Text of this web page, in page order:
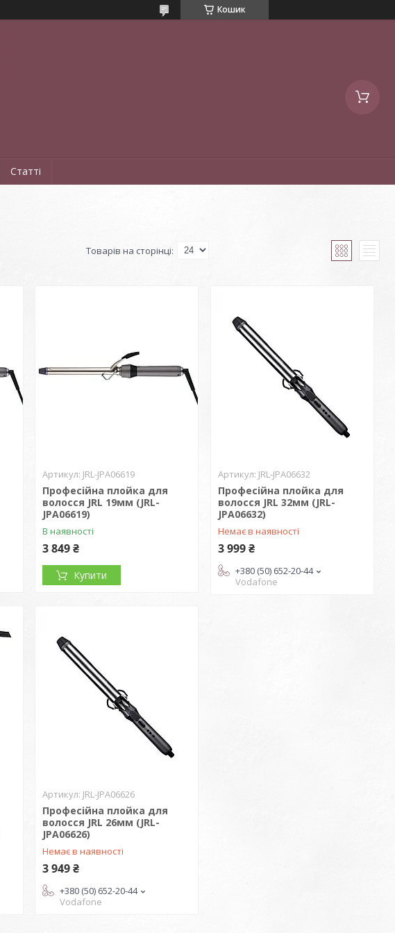
Кошик
Статті
JRL-JPA06619
Професійна плойка для
волосся JRL 19мм (JRL-
JPA06619)
В наявності
3 849 ₴
Купити
JRL-JPA06632
Професійна плойка для
волосся JRL 32мм (JRL-
JPA06632)
Немає в наявності
3 999 ₴
+380 (50) 652-20-44
Vodafone
JRL-JPA06626
Професійна плойка для
волосся JRL 26мм (JRL-
JPA06626)
Немає в наявності
3 949 ₴
+380 (50) 652-20-44
Vodafone